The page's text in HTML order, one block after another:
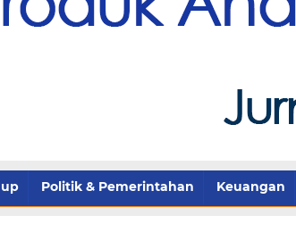
Politik & Pemerintahan Keuangan